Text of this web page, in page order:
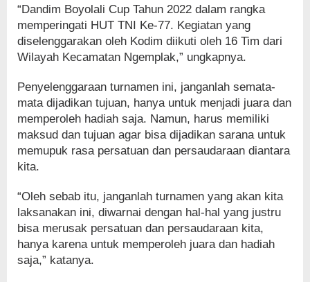
“Dandim Boyolali Cup Tahun 2022 dalam rangka
memperingati HUT TNI Ke-77. Kegiatan yang
diselenggarakan oleh Kodim diikuti oleh 16 Tim dari
Wilayah Kecamatan Ngemplak,” ungkapnya.
Penyelenggaraan turnamen ini, janganlah semata-
mata dijadikan tujuan, hanya untuk menjadi juara dan
memperoleh hadiah saja. Namun, harus memiliki
maksud dan tujuan agar bisa dijadikan sarana untuk
memupuk rasa persatuan dan persaudaraan diantara
kita.
“Oleh sebab itu, janganlah turnamen yang akan kita
laksanakan ini, diwarnai dengan hal-hal yang justru
bisa merusak persatuan dan persaudaraan kita,
hanya karena untuk memperoleh juara dan hadiah
saja,” katanya.